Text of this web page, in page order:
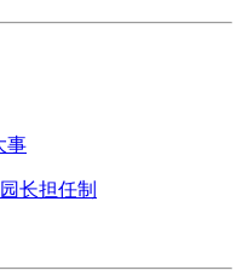
事
长担任制